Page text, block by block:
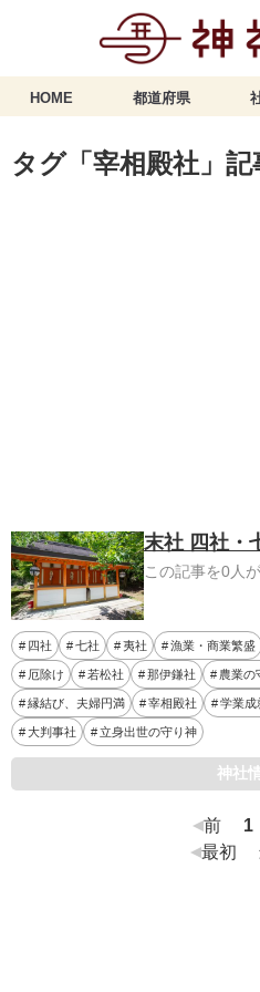
HOME 都道府県
タグ「宰相殿社」記
末社 四社・
この記事を0人
四社 七社 夷社 漁業・商業繁盛
厄除け 若松社 那伊鎌社 農業の
縁結び、夫婦円満 宰相殿社 学業成
大判事社 立身出世の守り神
神社
前 1
最初